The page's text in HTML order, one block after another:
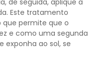
de seguida, aplique a
Este tratamento
que permite que o
e como uma segunda
exponha ao sol, se